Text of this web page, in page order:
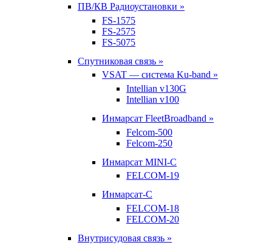
ПВ/КВ Радиоустановки »
FS-1575
FS-2575
FS-5075
Спутниковая связь »
VSAT — система Ku-band »
Intellian v130G
Intellian v100
Инмарсат FleetBroadband »
Felcom-500
Felcom-250
Инмарсат MINI-C
FELCOM-19
Инмарсат-С
FELCOM-18
FELCOM-20
Внутрисудовая связь »